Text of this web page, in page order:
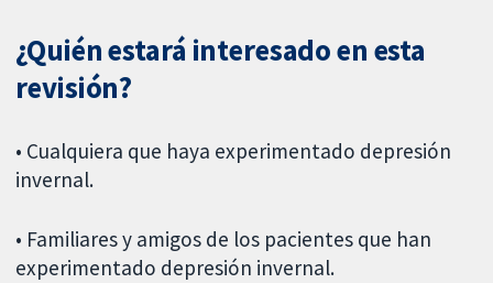
¿Quién estará interesado en esta
revisión?
• Cualquiera que haya experimentado depresión
invernal.
• Familiares y amigos de los pacientes que han
experimentado depresión invernal.